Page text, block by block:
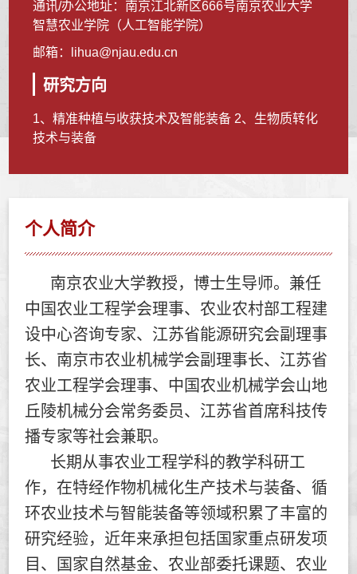
通讯/办公地址： 南京江北新区666号南京农业大学
智慧农业学院（人工智能学院）
邮箱：
lihua@njau.edu.cn
研究方向
1、精准种植与收获技术及智能装备 2、生物质转化
技术与装备
个人简介
南京农业大学教授，博士生导师。兼任
中国农业工程学会理事、农业农村部工程建
设中心咨询专家、江苏省能源研究会副理事
长、南京市农业机械学会副理事长、江苏省
农业工程学会理事、中国农业机械学会山地
丘陵机械分会常务委员、江苏省首席科技传
播专家等社会兼职。
长期从事农业工程学科的教学科研工
作，在特经作物机械化生产技术与装备、循
环农业技术与智能装备等领域积累了丰富的
研究经验，近年来承担包括国家重点研发项
目、国家自然基金、农业部委托课题、农业